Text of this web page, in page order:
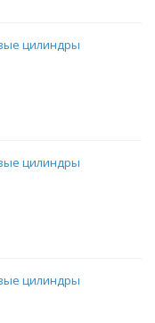
цилиндры
цилиндры
цилиндры